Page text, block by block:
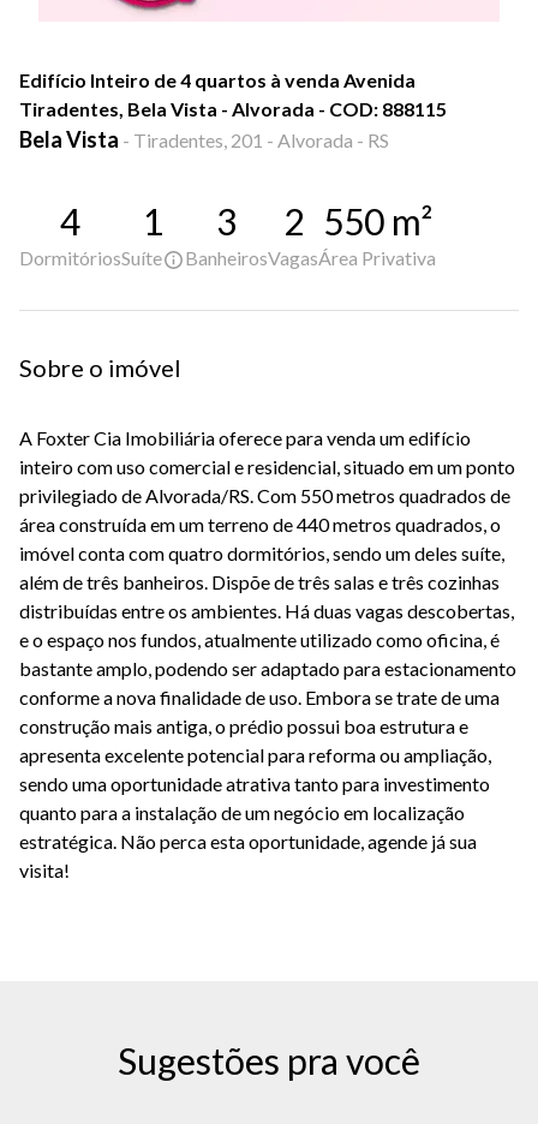
Edifício Inteiro de 4 quartos à venda Avenida
Tiradentes, Bela Vista - Alvorada - COD: 888115
Bela Vista - Tiradentes, 201 - Alvorada - RS
4
Dormitórios
1
Suíte
3
Banheiros
2
Vagas
550 m²
Área Privativa
Sobre o imóvel
A Foxter Cia Imobiliária oferece para venda um edifício
inteiro com uso comercial e residencial, situado em um ponto
privilegiado de Alvorada/RS. Com 550 metros quadrados de
área construída em um terreno de 440 metros quadrados, o
imóvel conta com quatro dormitórios, sendo um deles suíte,
além de três banheiros. Dispõe de três salas e três cozinhas
distribuídas entre os ambientes. Há duas vagas descobertas,
e o espaço nos fundos, atualmente utilizado como oficina, é
bastante amplo, podendo ser adaptado para estacionamento
conforme a nova finalidade de uso. Embora se trate de uma
construção mais antiga, o prédio possui boa estrutura e
apresenta excelente potencial para reforma ou ampliação,
sendo uma oportunidade atrativa tanto para investimento
quanto para a instalação de um negócio em localização
estratégica. Não perca esta oportunidade, agende já sua
visita!
Sugestões pra você